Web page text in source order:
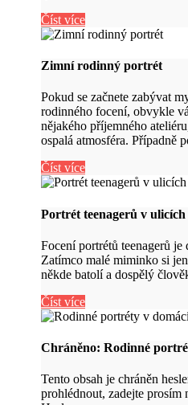
Číst více
Zimní rodinný portrét
Pokud se začnete zabývat
rodinného focení, obvykle
nějakého příjemného
ospalá atmosféra. Případně
Číst více
Portrét teenagerů v
Focení portrétů teenagerů je
Zatímco malé miminko si
někde batolí a dospělý
Číst více
Chráněno: Rodinné
Tento obsah je chráněn
prohlédnout, zadejte prosím